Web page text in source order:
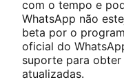
com o tempo e
WhatsApp não
beta por o
oficial do
suporte para
atualizadas.